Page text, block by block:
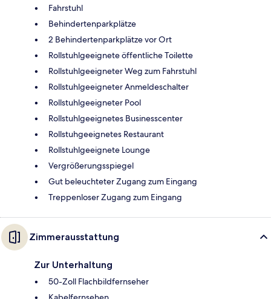
Fahrstuhl
Behindertenparkplätze
2 Behindertenparkplätze vor Ort
Rollstuhlgeeignete öffentliche Toilette
Rollstuhlgeeigneter Weg zum Fahrstuhl
Rollstuhlgeeigneter Anmeldeschalter
Rollstuhlgeeigneter Pool
Rollstuhlgeeignetes Businesscenter
Rollstuhgeeignetes Restaurant
Rollstuhlgeeignete Lounge
Vergrößerungsspiegel
Gut beleuchteter Zugang zum Eingang
Treppenloser Zugang zum Eingang
Zimmerausstattung
Zur Unterhaltung
50-Zoll Flachbildfernseher